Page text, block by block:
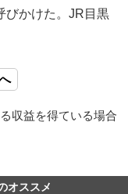
びかけた。JR目黒
収益を得ている場合
オススメ